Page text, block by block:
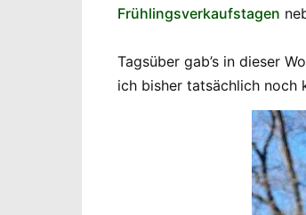
Frühlingsverkaufstagen
Tagsüber gab’s in dieser
ich bisher tatsächlich noch